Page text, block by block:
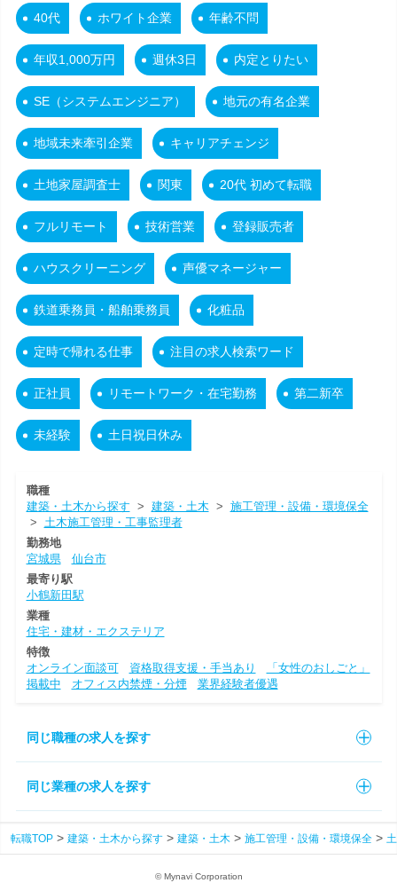
40代 ホワイト企業 年齢不問
年収1,000万円 週休3日 内定とりたい
SE（システムエンジニア） 地元の有名企業
地域未来牽引企業 キャリアチェンジ
土地家屋調査士 関東 20代 初めて転職
フルリモート 技術営業 登録販売者
ハウスクリーニング 声優マネージャー
鉄道乗務員・船舶乗務員 化粧品
定時で帰れる仕事 注目の求人検索ワード
正社員 リモートワーク・在宅勤務 第二新卒
未経験 土日祝日休み
職種
建築・土木から探す > 建築・土木 > 施工管理・設備・環境保全
> 土木施工管理・工事監理者
勤務地
宮城県
仙台市
最寄り駅
小鶴新田駅
業種
住宅・建材・エクステリア
特徴
オンライン面談可
資格取得支援・手当あり
「女性のおしごと」
掲載中
オフィス内禁煙・分煙 業界経験者優遇
同じ職種の求人を探す
同じ業種の求人を探す
転職TOP 建築・土木から探す 建築・土木 施工管理・設備・環境保全
© Mynavi Corporation